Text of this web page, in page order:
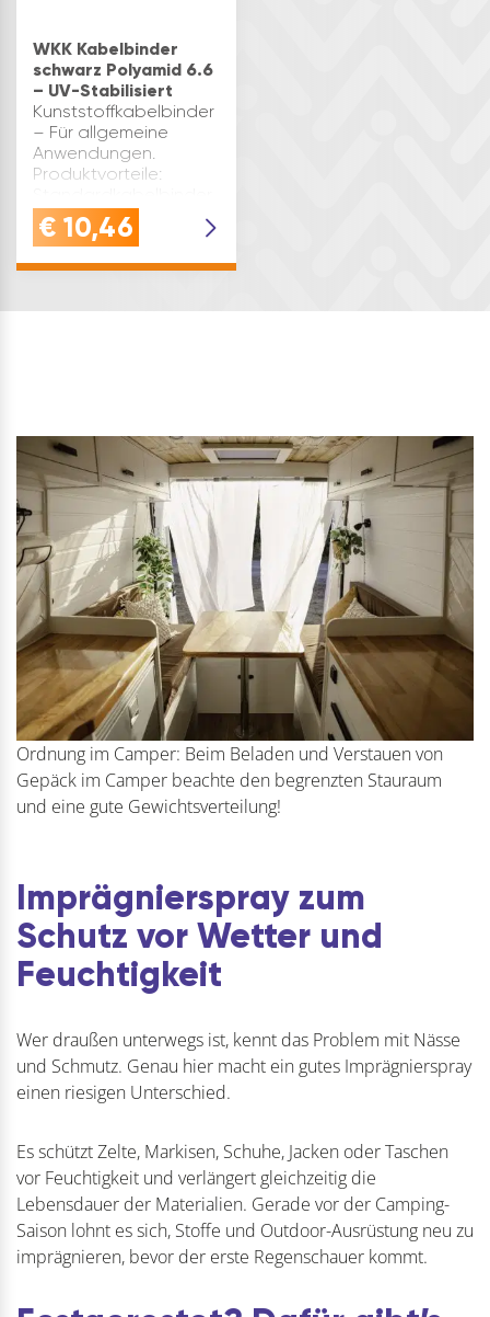
WKK Kabelbinder
schwarz Polyamid 6.6
– UV-Stabilisiert
Kunststoffkabelbinder
– Für allgemeine
Anwendungen.
Produktvorteile:
– schwarz UV-
Stabilisiert – bessere
Einstrahlung für den
€ 10,46
Ordnung im Camper: Beim Beladen und Verstauen von
Gepäck im Camper beachte den begrenzten Stauraum
und eine gute Gewichtsverteilung!
Imprägnierspray zum
Schutz vor Wetter und
Feuchtigkeit
Wer draußen unterwegs ist, kennt das Problem mit Nässe
und Schmutz. Genau hier macht ein gutes Imprägnierspray
einen riesigen Unterschied.
Es schützt Zelte, Markisen, Schuhe, Jacken oder Taschen
vor Feuchtigkeit und verlängert gleichzeitig die
Lebensdauer der Materialien. Gerade vor der Camping-
Saison lohnt es sich, Stoffe und Outdoor-Ausrüstung neu zu
imprägnieren, bevor der erste Regenschauer kommt.